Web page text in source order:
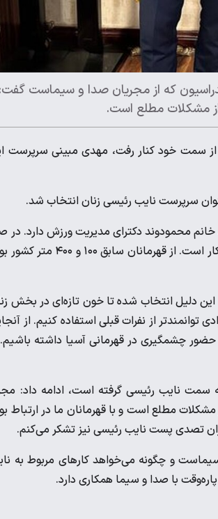
که از مجریان صدا و سیماست
از مشکلات مطلع است.
از سمت خود کنار رفت، مهدی مبینی سرپرست
سرپرست نایب رئیسی زنان انتخاب شد.
محمودوند دکترای مدیریت ورزش دارد. در
و سیما هم ۱۴ سال سابقه اجرایی دارد و بیگانه با ورزش نیست. از همه مهمتر دوومیدانی کار است. از
این دلیل انتخاب شده تا خون تازه‌ای در بخش
توانمندتر از نفرات قبلی استفاده کنیم. از
چشمگیری در قهرمانی آسیا داشته باشیم.
سمت نایب رئیسی گرفته است، ادامه داد:
مطلع است و با قهرمانان ما در ارتباط
تصدی پست نایب رئیسی نیز تشکر می‌کنم.
و چگونه می‌خواهد کارهای مربوط به
با صدا و سیما همکاری دارد.